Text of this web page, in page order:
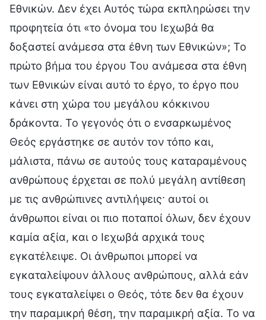
Εθνικών. Δεν έχει Αυτός τώρα εκπληρώσει την
προφητεία ότι «το όνομα του Ιεχωβά θα
δοξαστεί ανάμεσα στα έθνη των Εθνικών»; Το
πρώτο βήμα του έργου Του ανάμεσα στα έθνη
των Εθνικών είναι αυτό το έργο, το έργο που
κάνει στη χώρα του μεγάλου κόκκινου
δράκοντα. Το γεγονός ότι ο ενσαρκωμένος
Θεός εργάστηκε σε αυτόν τον τόπο και,
μάλιστα, πάνω σε αυτούς τους καταραμένους
ανθρώπους έρχεται σε πολύ μεγάλη αντίθεση
με τις ανθρώπινες αντιλήψεις· αυτοί οι
άνθρωποι είναι οι πιο ποταποί όλων, δεν έχουν
καμία αξία, και ο Ιεχωβά αρχικά τους
εγκατέλειψε. Οι άνθρωποι μπορεί να
εγκαταλείψουν άλλους ανθρώπους, αλλά εάν
τους εγκαταλείψει ο Θεός, τότε δεν θα έχουν
την παραμικρή θέση, την παραμικρή αξία. Το να